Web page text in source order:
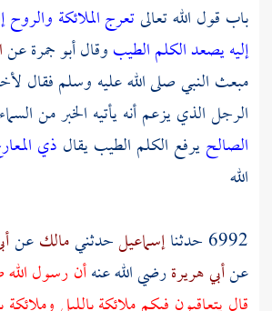
باب قول الله تعالىتعرج الملائكة والروح
إليه يصعد الكلم الطيبوقال أبو جمرة عن
مبعث النبي صلى الله عليه وسلم فقال
الرجل الذي يزعم أنه يأتيه الخبر من
الصالحيرفع الكلم الطيب يقال ذي
الله
6992 حدثنا
إسماعيلحدثنيمالكعن
عنأبي هريرةرضي الله عنهأن رسول الله